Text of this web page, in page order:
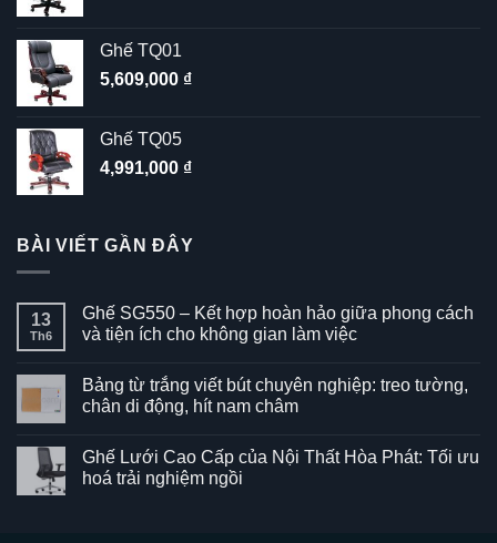
Ghế TQ01
5,609,000 ₫
Ghế TQ05
4,991,000 ₫
BÀI VIẾT GẦN ĐÂY
13
Th6
Ghế SG550 – Kết hợp hoàn hảo giữa phong cách
và tiện ích cho không gian làm việc
bình
luận
ở
–
Kết
hợp
Bảng từ trắng viết bút chuyên nghiệp: treo tường,
chân di động, hít nam châm
bình
luận
ở
Ghế Lưới Cao Cấp của Nội Thất Hòa Phát: Tối ưu
hoá trải nghiệm ngồi